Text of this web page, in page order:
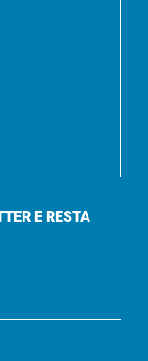
E RESTA